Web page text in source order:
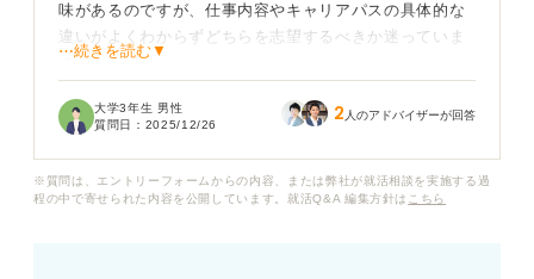
味があるのですが、仕事内容やキャリアパスの具体的な
違いがよくわからずどちらを志望するべきか迷っていま
す。
インターネットで調べても両方とも「ITの基盤を支え
ん。
⋯続きを読む▼
大学3年生 男性
質問日： 2025/12/26 2 人のアドバイザーが回答
※質問は、エントリーフォームからの内容、または弊社が就活相談を実施する過
程の中で寄せられた内容を公開しています。就活Q&A 編集方針は こちら